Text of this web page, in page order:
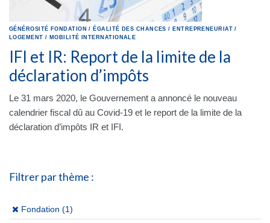
GÉNÉROSITÉ FONDATION / ÉGALITÉ DES CHANCES / ENTREPRENEURIAT /
LOGEMENT / MOBILITÉ INTERNATIONALE
IFI et IR: Report de la limite de la
déclaration d’impôts
Le 31 mars 2020, le Gouvernement a annoncé le nouveau
calendrier fiscal dû au Covid-19 et le report de la limite de la
déclaration d’impôts IR et IFI.
Filtrer par thème :
(x)
Fondation (1)